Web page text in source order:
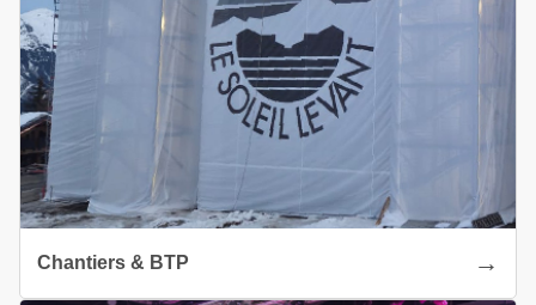
Chantiers & BTP